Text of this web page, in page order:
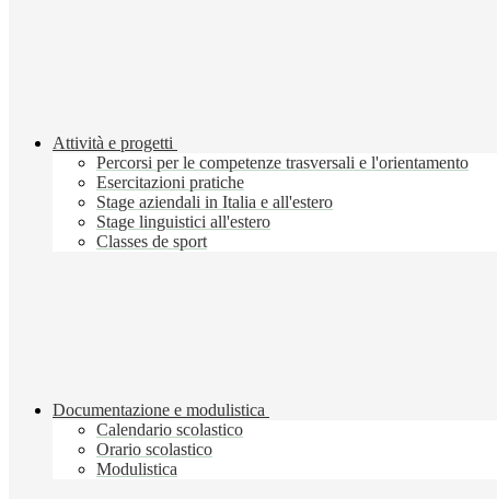
Attività e progetti
Percorsi per le competenze trasversali e l'orientamento
Esercitazioni pratiche
Stage aziendali in Italia e all'estero
Stage linguistici all'estero
Classes de sport
Documentazione e modulistica
Calendario scolastico
Orario scolastico
Modulistica